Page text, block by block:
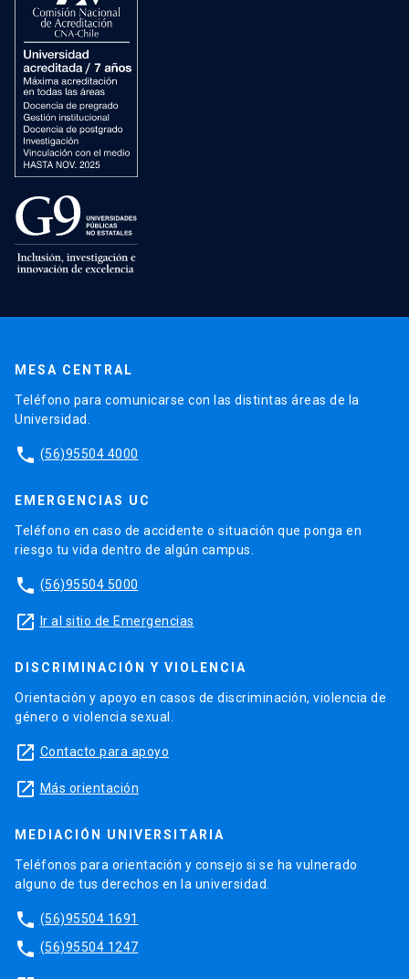
MESA CENTRAL
Teléfono para comunicarse con las distintas áreas de la
Universidad.
phone (56)95504 4000
EMERGENCIAS UC
Teléfono en caso de accidente o situación que ponga en
riesgo tu vida dentro de algún campus.
phone (56)95504 5000
launch Ir al sitio de Emergencias
DISCRIMINACIÓN Y VIOLENCIA
Orientación y apoyo en casos de discriminación, violencia de
género o violencia sexual.
launch Contacto para apoyo
launch Más orientación
MEDIACIÓN UNIVERSITARIA
Teléfonos para orientación y consejo si se ha vulnerado
alguno de tus derechos en la universidad.
phone (56)95504 1691
phone (56)95504 1247